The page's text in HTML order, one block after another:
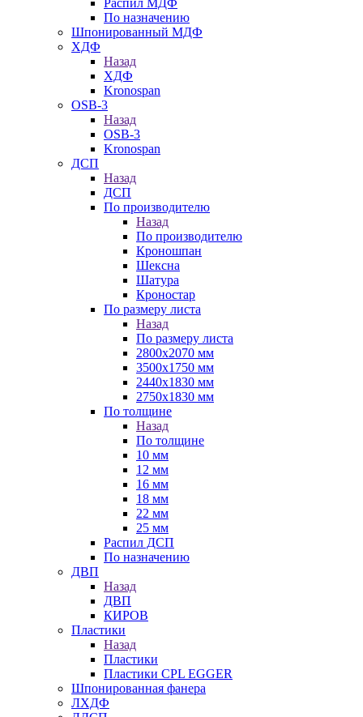
Распил МДФ
По назначению
Шпонированный МДФ
ХДФ
Назад
ХДФ
Kronospan
OSB-3
Назад
OSB-3
Kronospan
ДСП
Назад
ДСП
По производителю
Назад
По производителю
Кроношпан
Шексна
Шатура
Кроностар
По размеру листа
Назад
По размеру листа
2800х2070 мм
3500х1750 мм
2440х1830 мм
2750х1830 мм
По толщине
Назад
По толщине
10 мм
12 мм
16 мм
18 мм
22 мм
25 мм
Распил ДСП
По назначению
ДВП
Назад
ДВП
КИРОВ
Пластики
Назад
Пластики
Пластики CPL EGGER
Шпонированная фанера
ЛХДФ